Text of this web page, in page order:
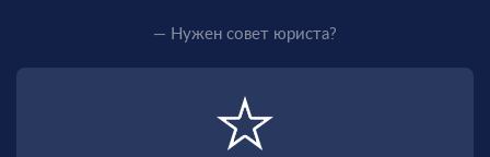
— Нужен совет юриста?